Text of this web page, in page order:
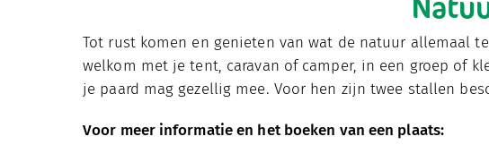
Tot rust komen en genieten van wat de natuur allemaal
welkom met je tent, caravan of camper, in een groep of
je paard mag gezellig mee. Voor hen zijn twee stallen
Voor meer informatie en het boeken van een plaats: